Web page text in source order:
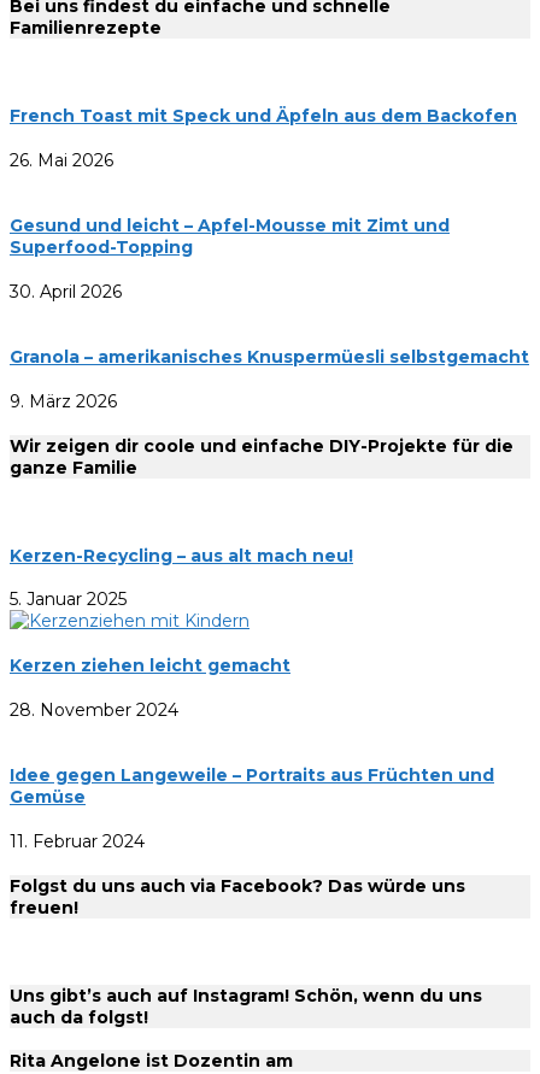
Bei uns findest du einfache und schnelle
Familienrezepte
French Toast mit Speck und Äpfeln aus dem Backofen
26. Mai 2026
Gesund und leicht – Apfel-Mousse mit Zimt und
Superfood-Topping
30. April 2026
Granola – amerikanisches Knuspermüesli selbstgemacht
9. März 2026
Wir zeigen dir coole und einfache DIY-Projekte für die
ganze Familie
Kerzen-Recycling – aus alt mach neu!
5. Januar 2025
Kerzen ziehen leicht gemacht
28. November 2024
Idee gegen Langeweile – Portraits aus Früchten und
Gemüse
11. Februar 2024
Folgst du uns auch via Facebook? Das würde uns
freuen!
Uns gibt’s auch auf Instagram! Schön, wenn du uns
auch da folgst!
Rita Angelone ist Dozentin am